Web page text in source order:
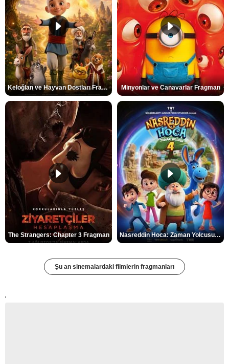
Keloğlan ve Hayvan Dostları Fragman Minyonlar ve Canavarlar Fragman
The Strangers: Chapter 3 Fragman Nasreddin Hoca: Zaman Yolcusu 4 Fragman
Şu an sinemalardaki filmlerin fragmanları
'